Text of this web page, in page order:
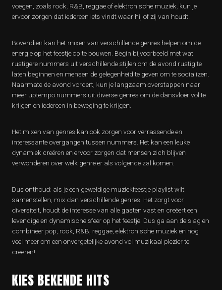
voegen, zoals rock, R&B, reggae of elektronische muziek, kun je
ervoor zorgen dat iedereen iets vindt waar hij of zij van houdt.
Bovendien kan het mixen van verschillende genres helpen om de
energie op het feestje op te bouwen. Begin bijvoorbeeld met wat
rustigere nummers uit verschillende stijlen om de avond rustig te
laten beginnen en mensen de gelegenheid te geven om te socializen.
Naarmate de avond vordert, kun je langzaam overstappen naar
meer uptempo nummers uit diverse genres om de dansvloer vol te
krijgen en iedereen in beweging te krijgen.
Het mixen van genres kan ook zorgen voor verrassende en
interessante overgangen tussen nummers. Het kan een leuke
dynamiek creëren en ervoor zorgen dat mensen zich blijven
verwonderen over welk genre er als volgende zal komen.
Dus onthoud: als je een geweldige muziekfeestje playlist wilt
samenstellen, mix dan verschillende genres. Het zorgt voor
diversiteit, houdt de interesse van alle gasten vast en creëert een
levendige en dynamische sfeer op het feestje. Dus ga aan de slag en
combineer pop, rock, R&B, reggae, elektronische muziek en nog
veel meer om een onvergetelijke avond vol muzikaal plezier te
creëren!
KIES BEKENDE HITS